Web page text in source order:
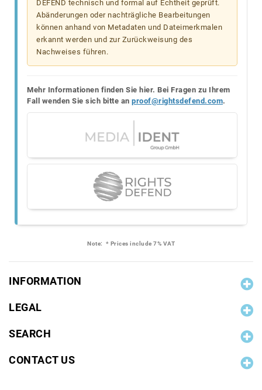
DEFEND technisch und formal auf Echtheit geprüft.
Abänderungen oder nachträgliche Bearbeitungen
können anhand von Metadaten und Dateimerkmalen
erkannt werden und zur Zurückweisung des
Nachweises führen.
Mehr Informationen finden Sie hier. Bei Fragen zu Ihrem
Fall wenden Sie sich bitte an proof@rightsdefend.com.
Note: * Prices include 7% VAT
INFORMATION
LEGAL
SEARCH
CONTACT US